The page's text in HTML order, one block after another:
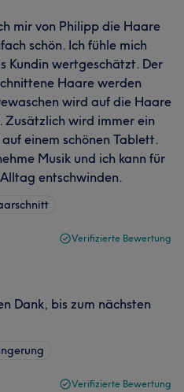
mir von Philipp die Haare
schön. Ich fühle mich
Kundin wertgeschätzt. Der
Haare werden
wird auf die Haare
Zusätzlich wird immer ein
einem schönen Tablett.
Musik und ich kann für
entschwinden.
Verifizierte Bewertung
Dank, bis zum nächsten
Verifizierte Bewertung